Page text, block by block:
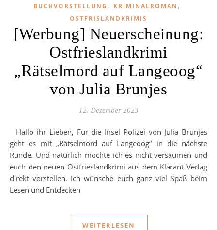
BUCHVORSTELLUNG , KRIMINALROMAN ,
OSTFRISLANDKRIMIS
[Werbung] Neuerscheinung:
Ostfrieslandkrimi
„Rätselmord auf Langeoog“
von Julia Brunjes
12. Dezember 2023
Hallo ihr Lieben, Für die Insel Polizei von Julia Brunjes
geht es mit „Rätselmord auf Langeoog“ in die nächste
Runde. Und natürlich möchte ich es nicht versäumen und
euch den neuen Ostfrieslandkrimi aus dem Klarant Verlag
direkt vorstellen. Ich wünsche euch ganz viel Spaß beim
Lesen und Entdecken
WEITERLESEN